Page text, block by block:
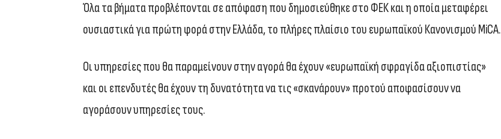
Όλα τα βήματα προβλέπονται σε απόφαση που δημοσιεύθηκε στο ΦΕΚ και η οποία μεταφέρει
ουσιαστικά για πρώτη φορά στην Ελλάδα, το πλήρες πλαίσιο του ευρωπαϊκού Κανονισμού MiCA.
Οι υπηρεσίες που θα παραμείνουν στην αγορά θα έχουν «ευρωπαϊκή σφραγίδα αξιοπιστίας»
και οι επενδυτές θα έχουν τη δυνατότητα να τις «σκανάρουν» προτού αποφασίσουν να
αγοράσουν υπηρεσίες τους.